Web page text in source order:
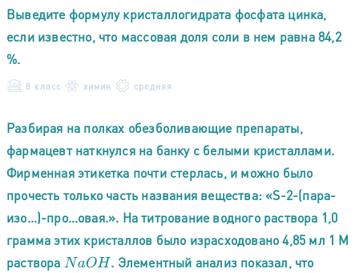
Выведите формулу кристаллогидрата фосфата цинка,
если известно, что массовая доля соли в нем равна 84,2
%.
8 класс химия средняя
Разбирая на полках обезболивающие препараты,
фармацевт наткнулся на банку с белыми кристаллами.
Фирменная этикетка почти стерлась, и можно было
прочесть только часть названия вещества: «S-2-(пара-
изо…)-про…овая.». На титрование водного раствора 1,0
грамма этих кристаллов было израсходовано 4,85 мл 1 М
раствора NaOH
. Элементный анализ показал, что